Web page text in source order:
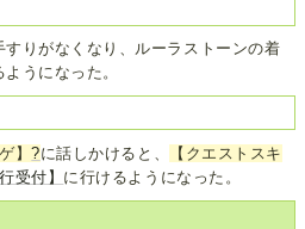
りがなくなり、ルーラストーンの着
うになった。
】?に話しかけると、
【クエストスキ
受付】 に行けるようになった。